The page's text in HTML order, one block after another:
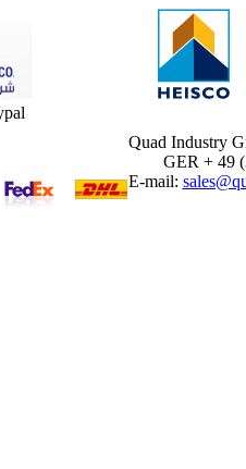
Quad Industry
GER + 49
E-mail: